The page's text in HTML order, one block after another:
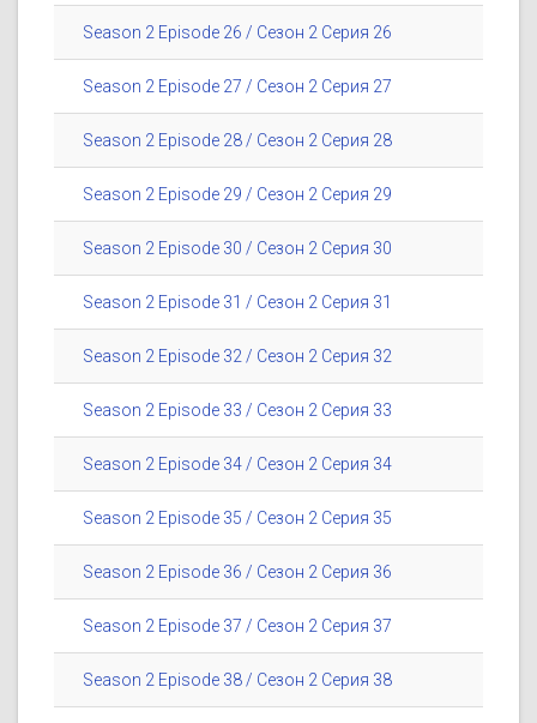
Season 2 Episode 26 / Сезон 2 Серия 26
Season 2 Episode 27 / Сезон 2 Серия 27
Season 2 Episode 28 / Сезон 2 Серия 28
Season 2 Episode 29 / Сезон 2 Серия 29
Season 2 Episode 30 / Сезон 2 Серия 30
Season 2 Episode 31 / Сезон 2 Серия 31
Season 2 Episode 32 / Сезон 2 Серия 32
Season 2 Episode 33 / Сезон 2 Серия 33
Season 2 Episode 34 / Сезон 2 Серия 34
Season 2 Episode 35 / Сезон 2 Серия 35
Season 2 Episode 36 / Сезон 2 Серия 36
Season 2 Episode 37 / Сезон 2 Серия 37
Season 2 Episode 38 / Сезон 2 Серия 38